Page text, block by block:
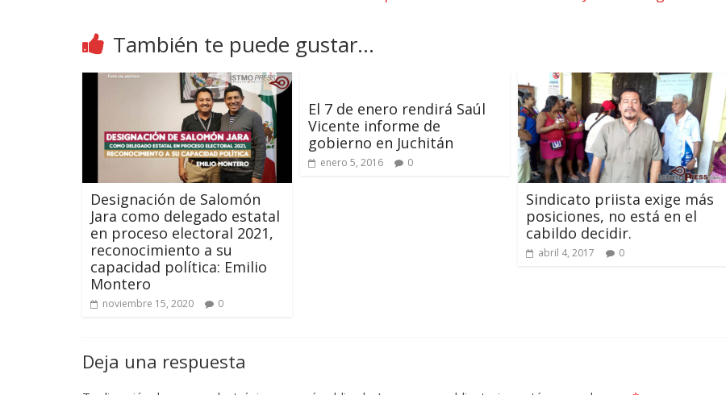
También te puede gustar...
Designación de Salomón
Jara como delegado estatal
en proceso electoral 2021,
reconocimiento a su
capacidad política: Emilio
Montero
noviembre 15, 2020 0
El 7 de enero rendirá Saúl
Vicente informe de
gobierno en Juchitán
enero 5, 2016 0
Sindicato priista exige más
posiciones, no está en el
cabildo decidir.
abril 4, 2017 0
Deja una respuesta